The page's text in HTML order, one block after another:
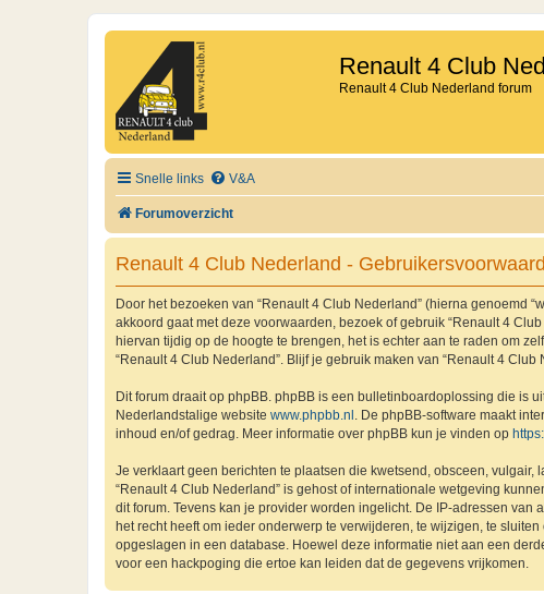
Renault 4 Club
Renault 4 Club Nederland forum
Snelle links V&A
Forumoverzicht
Renault 4 Club Nederland -
Door het bezoeken van “Renault 4 Club Nederland” (hierna genoemd
akkoord gaat met deze voorwaarden, bezoek of gebruik “Renault 4
hiervan tijdig op de hoogte te brengen, het is echter aan te raden om
“Renault 4 Club Nederland”. Blijf je gebruik maken van “Renault 4
Dit forum draait op phpBB. phpBB is een bulletinboardoplossing die is
Nederlandstalige website www.phpbb.nl . De phpBB-software maakt
inhoud en/of gedrag. Meer informatie over phpBB kun je vinden op
Je verklaart geen berichten te plaatsen die kwetsend, obsceen,
“Renault 4 Club Nederland” is gehost of internationale wetgeving
dit forum. Tevens kan je provider worden ingelicht. De IP-adressen
het recht heeft om ieder onderwerp te verwijderen, te wijzigen, te
opgeslagen in een database. Hoewel deze informatie niet aan een
voor een hackpoging die ertoe kan leiden dat de gegevens vrijkomen.